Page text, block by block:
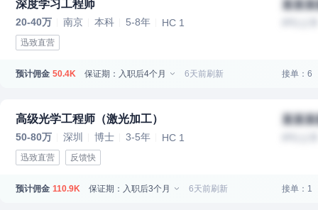
深度学习工程师
20-40万 南京 本科 5-8年 HC 1
迅致直营
某某
预计佣金 50.4K 保证期：入职后4个月 6天前刷新 接单：6
高级光学工程师（激光加工）
50-80万 深圳 博士 3-5年 HC 1
迅致直营 反馈快
某某
预计佣金 110.9K 保证期：入职后3个月 6天前刷新 接单：1